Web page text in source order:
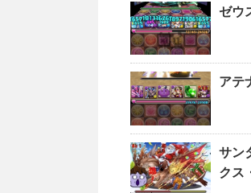
ゼウ
アテ
サン
クス